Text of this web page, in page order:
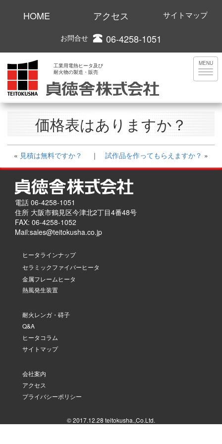
HOME アクセス サイトマップ
お問合せ 06-4258-1051
工業用電熱ヒータ及び
耐火物の製造・販売
MENU
価格表はありますか？
« 見積は無料ですか？ ｜ 試作品を作ってもらえますか？ »
電話 06-4258-1051
住所 大阪市鶴見区今津北2丁目4番48号
FAX: 06-4258-1052
Mail:sales@teitokusha.co.jp
ヒータラインナップ
セラミックファイバーヒータ
金属フレームヒータ
熱風発生装置
耐火レンガ・碍子
Q&A
ヒータコラム
サイトマップ
会社案内
アクセス
プライバシーポリシー
© 2017.12.28 teitokusha.,Co.Ltd.